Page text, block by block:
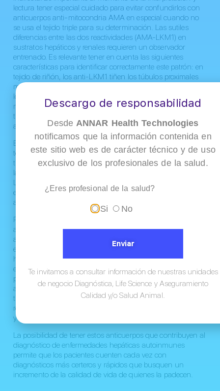
lectura tener especial cuidado para evitar confundirlos con
anticuerpos anti-mitocondria AMA en especial cuando no
se usa el tejido triple para su determinación. Las sutiles
diferencias entre las dos reactividades (AMA-LKM1) en
sustratos hepáticos y renales requieren un observador
entrenado. Es relevante tener en cuenta las siguientes
características para identificar correctamente este patrón: en
tejido de riñón, los anti-LKM1 tiñen los túbulos proximales
más grandes, mientras que AMA tiñe con más intensidad
los túbulos distales de menor tamaño y ricos en
mitocondrias, mientras que en tejido hepático, el patrón de
tinción de AMA es mucho más débil en comparación con el
anti-LKM1.
El anticuerpo anti-LC1 también identificado gracias a la
técnica de inmunofluorescencia indirecta sobre tejido triple,
tiñe brillantemente el citoplasma del hepatocito, respetando
la zona centrolobulillar y puede estar enmascarado por anti-
LKM1 concomitante. Los dos autoanticuerpos a menudo
están presentes en el mismo paciente y juntos, anti-LKM1 y
anti-LC1 definen la HAI-2.
Por último, pero no menos importante en este grupo de
anticuerpos, se encuentra el Anti-SLA, el único
autoanticuerpo específico de AIH, con una especificidad de
enfermedad informada de hasta el 98,9 %, no es posible
hacer su identificación por IFI y pueden estar presentes tanto
en AIH-1 como en AIH-2. Además de su alta especificidad
para la HAI, el anti-SLA está asociado con un curso más
agresivo de la enfermedad: histología más compleja, más
tiempo para lograr la remisión de la enfermedad, una
recaída más frecuente y la necesidad de trasplante hepático
y hasta la muerte.
La posibilidad de tener estos anticuerpos que contribuyen al
diagnóstico de enfermedades hepáticas autoinmunes
permite que los pacientes cuenten cada vez con
diagnósticos más certeros y rápidos que busquen un
incremento de la calidad de vida de quienes la padecen.
Descargo de responsabilidad
DesdeANNAR Health Technologies
notificamos que la información contenida en
este sitio web es de carácter técnico y de uso
exclusivo de los profesionales de la salud.
¿Eres profesional de la salud?
Si No
Enviar
Te invitamos a consultar información de nuestras unidades
de negocio Diagnóstica, Life Science y Aseguramiento
Calidad y/o Salud Animal.